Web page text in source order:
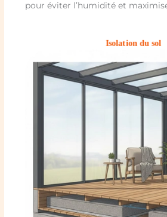
pour éviter l’humidité et
Isolation du sol